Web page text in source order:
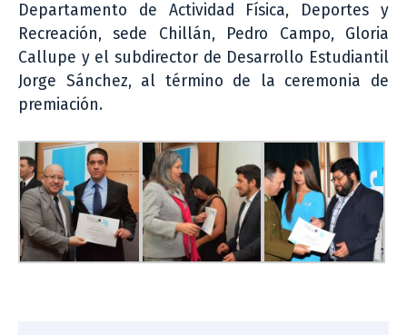
Departamento de Actividad Física, Deportes y
Recreación, sede Chillán, Pedro Campo, Gloria
Callupe y el subdirector de Desarrollo Estudiantil
Jorge Sánchez, al término de la ceremonia de
premiación.